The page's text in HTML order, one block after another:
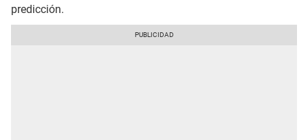
predicción.